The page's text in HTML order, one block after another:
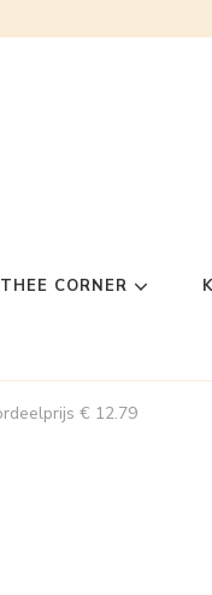
CORNER
€ 12.79